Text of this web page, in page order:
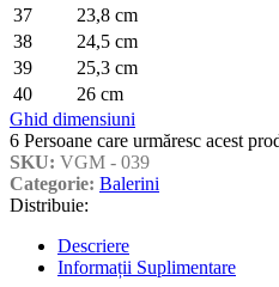
37
23,8 cm
38
24,5 cm
39
25,3 cm
40
26 cm
Ghid dimensiuni
6 Persoane care urmăresc acest
SKU: VGM - 039
Categorie: Balerini
Distribuie:
Descriere
Informații Suplimentare